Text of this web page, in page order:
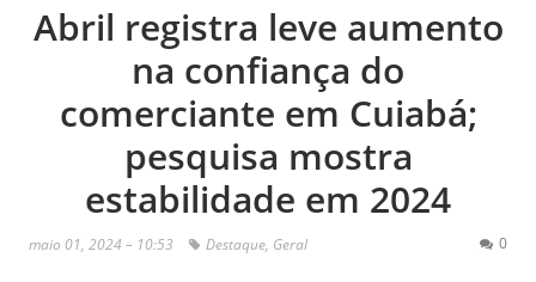
Abril registra leve aumento
na confiança do
comerciante em Cuiabá;
pesquisa mostra
estabilidade em 2024
maio 01, 2024 – 10:53 Destaque, Geral 0